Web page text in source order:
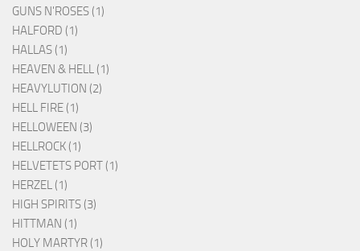
GUNS N'ROSES (1)
HALFORD (1)
HALLAS (1)
HEAVEN & HELL (1)
HEAVYLUTION (2)
HELL FIRE (1)
HELLOWEEN (3)
HELLROCK (1)
HELVETETS PORT (1)
HERZEL (1)
HIGH SPIRITS (3)
HITTMAN (1)
HOLY MARTYR (1)